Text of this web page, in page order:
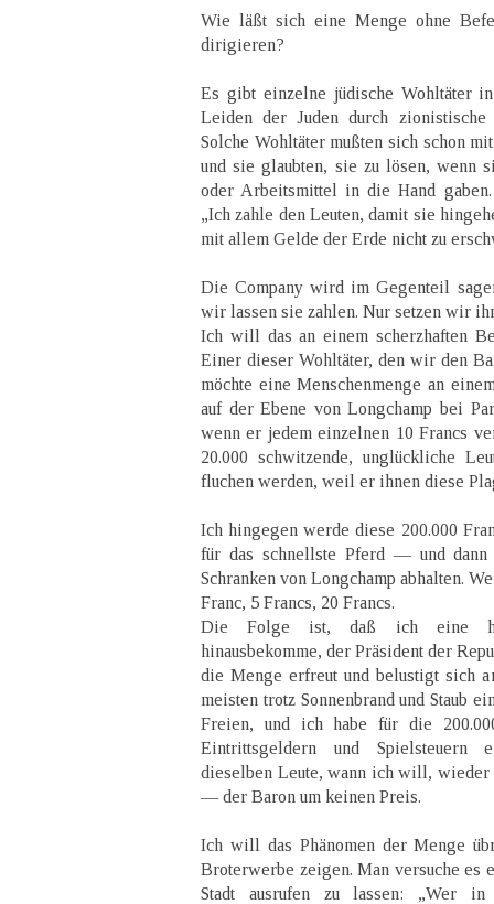
Wie läßt sich eine Menge ohne
dirigieren?
Es gibt einzelne jüdische Wohltäter
Leiden der Juden durch
Solche Wohltäter mußten sich schon
und sie glaubten, sie zu lösen, wenn
oder Arbeitsmittel in die Hand
„Ich zahle den Leuten, damit sie
mit allem Gelde der Erde nicht zu
Die Company wird im Gegenteil
wir lassen sie zahlen. Nur setzen wir
Ich will das an einem scherzhaften
Einer dieser Wohltäter, den wir den
möchte eine Menschenmenge an
auf der Ebene von Longchamp bei
wenn er jedem einzelnen 10 Francs
20.000 schwitzende, unglückliche
fluchen werden, weil er ihnen diese
Ich hingegen werde diese 200.000
für das schnellste Pferd — und
Schranken von Longchamp abhalten.
Franc, 5 Francs, 20 Francs.
Die Folge ist, daß ich eine
hinausbekomme, der Präsident der
die Menge erfreut und belustigt sich
meisten trotz Sonnenbrand und Staub
Freien, und ich habe für die
Eintrittsgeldern und Spielsteuern
dieselben Leute, wann ich will, wieder
— der Baron um keinen Preis.
Ich will das Phänomen der Menge
Broterwerbe zeigen. Man versuche es
Stadt ausrufen zu lassen: „Wer